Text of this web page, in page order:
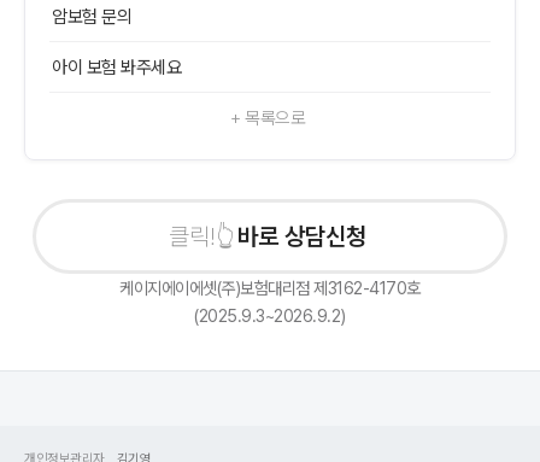
암보험 문의
아이 보험 봐주세요
+ 목록으로
바로 상담신청하기
케이지에이에셋(주)보험대리점 제3162-4170호
(2025.9.3~2026.9.2)
개인정보관리자
김기영